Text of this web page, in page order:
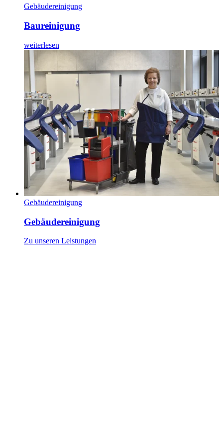
Gebäudereinigung
Baureinigung
weiterlesen
Gebäudereinigung
Gebäudereinigung
Zu unseren Leistungen